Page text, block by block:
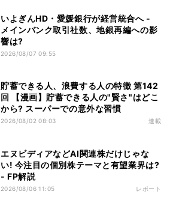
いよぎんHD・愛媛銀行が経営統合へ -
メインバンク取引社数、地銀再編への影
響は?
2026/08/07 09:55
貯蓄できる人、浪費する人の特徴 第142
回 【漫画】貯蓄できる人の"賢さ"はどこ
から? スーパーでの意外な習慣
2026/08/02 08:03 連載
エヌビディアなどAI関連株だけじゃな
い! 今注目の個別株テーマと有望業界は?
- FP解説
2026/08/06 11:05 レポート